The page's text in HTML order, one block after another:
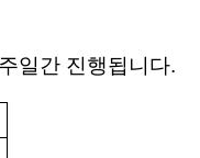
일간 진행됩니다.